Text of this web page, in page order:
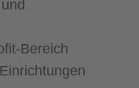
Bereich